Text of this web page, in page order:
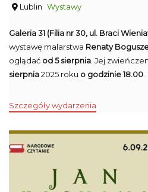
Lublin Wystawy
Galeria 31 (Filia nr 30, ul. Braci
wystawę malarstwa Renaty
oglądać od 5 sierpnia . Jej
sierpnia2025 roku o godzinie 18.00
Szczegóły wydarzenia